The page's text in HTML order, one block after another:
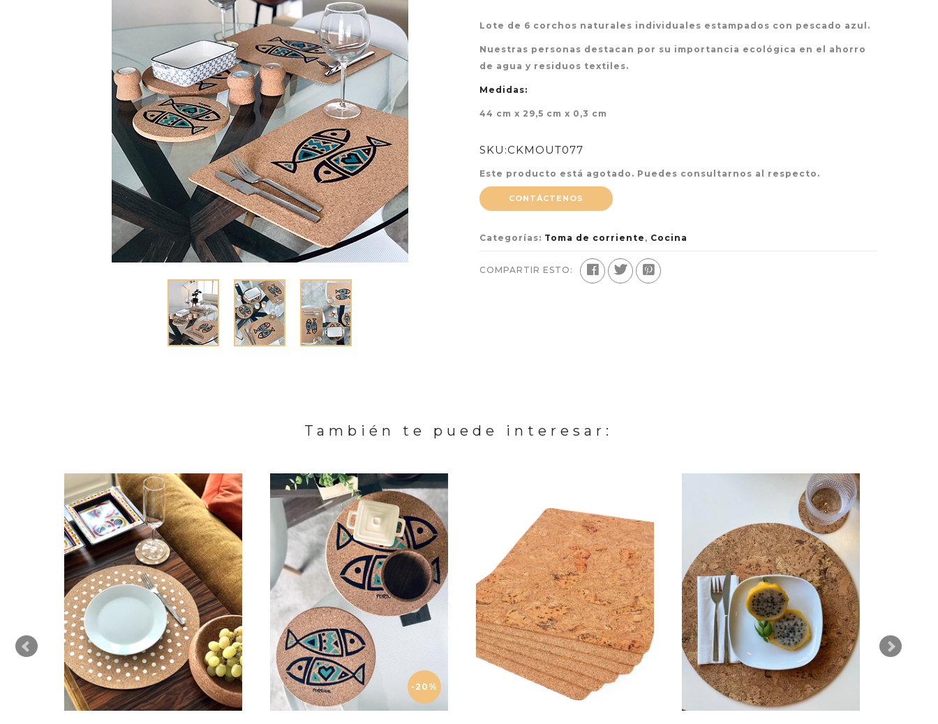
Lote de 6 corchos naturales individuales estampados con pescado azul.
Nuestras personas destacan por su importancia ecológica en el ahorro
de agua y residuos textiles.
Medidas:
44 cm x 29,5 cm x 0,3 cm
SKU:CKMOUT077
Este producto está agotado. Puedes consultarnos al respecto.
CONTÁCTENOS
Categorías: Toma de corriente , Cocina
COMPARTIR ESTO:
También te puede interesar:
-20%